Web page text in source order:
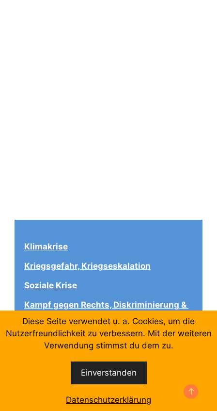
Klimakrise
Kriegsgefahr, Kriegseskalation
Soziale Krise
Kampf gegen Rechts, Diskriminierung &
Anstehende Veranstaltungen
Rheinmetall Entwaffnen – kommt zum Aktionscamp
Diese Seite verwendet u. a. Cookies, um die
Nutzerfreundlichkeit zu verbessern. Mit der weiteren
Verwendung stimmst du dem zu.
Einverstanden
Datenschutzerklärung